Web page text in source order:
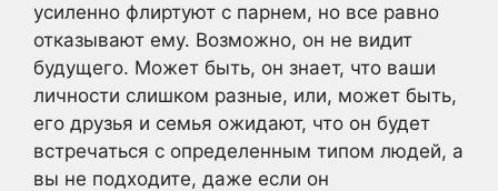
усиленно флиртуют с парнем, но все равно
отказывают ему. Возможно, он не видит
будущего. Может быть, он знает, что ваши
личности слишком разные, или, может быть,
его друзья и семья ожидают, что он будет
встречаться с определенным типом людей, а
вы не подходите, даже если он